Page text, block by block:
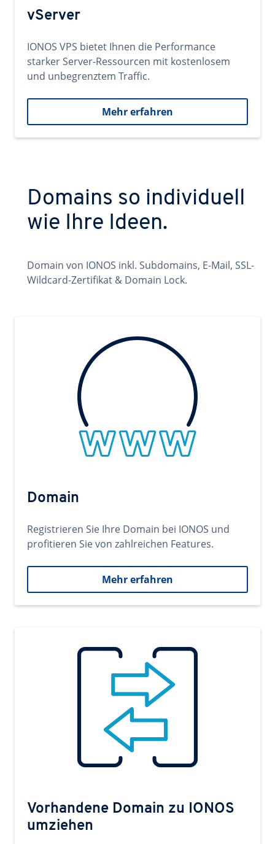
vServer
IONOS VPS bietet Ihnen die Performance
starker Server-Ressourcen mit kostenlosem
und unbegrenztem Traffic.
Mehr erfahren
Domains so individuell
wie Ihre Ideen.
Domain von IONOS inkl. Subdomains, E-Mail, SSL-
Wildcard-Zertifikat & Domain Lock.
Domain
Registrieren Sie Ihre Domain bei IONOS und
profitieren Sie von zahlreichen Features.
Mehr erfahren
Vorhandene Domain zu IONOS
umziehen